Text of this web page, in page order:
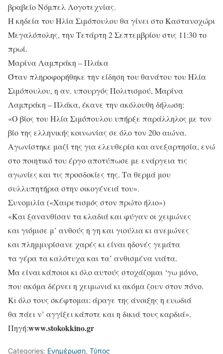
βραβείο Νόμπελ Λογοτεχνίας.
Η κηδεία του Ηλία Σιμόπουλου θα γίνει στο Καστανοχώρι
Μεγαλόπολης, την Τετάρτη 2 Σεπτεμβρίου στις 11:30 το
πρωί.
Μαρίνα Λαμπράκη – Πλάκα
Όταν πληροφορήθηκε την είδηση του θανάτου του Ηλία
Σιμόπουλου, η αν. υπουργός Πολιτισμού, Μαρίνα
Λαμπράκη – Πλάκα, έκανε την ακόλουθη δήλωση:
«Ο βίος του Ηλία Σιμόπουλου υπήρξε παράλληλος με τον
βίο της ελληνικής κοινωνίας σε όλο τον 20ο αιώνα.
Αγωνίστηκε μαζί της για ελευθερία και ανεξαρτησία, ενώ
στο ποιητικό του έργο αποτύπωσε με ενάργεια τις
αγωνίες και τις προσδοκίες της. Τα θερμά μου
συλλυπητήρια στην οικογένειά του».
Συνομιλία («Χαιρετισμός στον πρώτο ήλιο»)
«Και ξανανθίσαν τα κλαδιά και φύγαν οι χειμώνες
και γιόμισε μ’ ανθούς η γη και γιούλια κι ανεμώνες
και πλημμυρίσανε χαρές κι είναι ηδονές γεμάτα
τα γέρα τα καλότυχα και τα’ ανθισμένα νιάτα.
Μα είναι κάποιοι κι όλο αυτούς στοχάζομαι ‘γω μόνο,
που ακόμα δέρνει η χειμωνιά κι ακόμα ζουν στον πόνο.
Κι όλο τους σκέφτομαι: άραγε της άνοιξης η ευωδιά
θα πάει ν’ αγγίξει κάποτε και η δικιά τους καρδιά».
Πηγή:www.stokokkino.gr
Categories: Ενημέρωση, Τύπος